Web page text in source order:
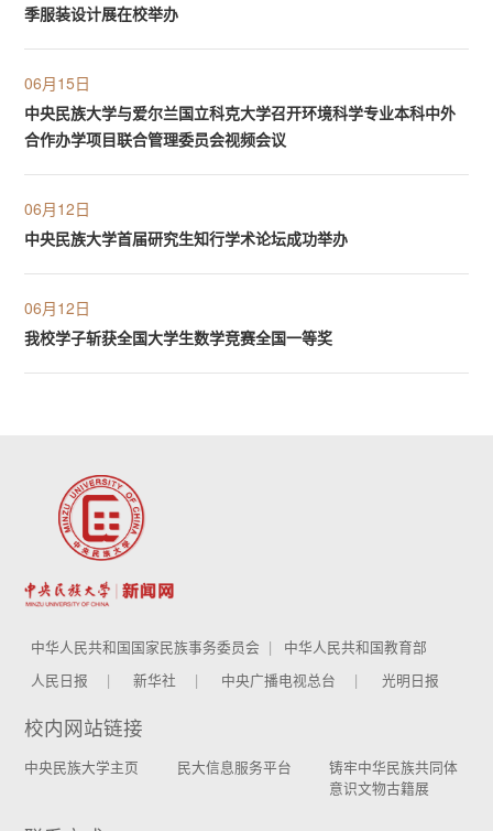
季服装设计展在校举办
06月15日
中央民族大学与爱尔兰国立科克大学召开环境科学专业本科中外
合作办学项目联合管理委员会视频会议
06月12日
中央民族大学首届研究生知行学术论坛成功举办
06月12日
我校学子斩获全国大学生数学竞赛全国一等奖
中华人民共和国国家民族事务委员会
中华人民共和国教育部
人民日报
新华社 中央广播电视总台 光明日报
校内网站链接
中央民族大学主页 民大信息服务平台
铸牢中华民族共同体
意识文物古籍展